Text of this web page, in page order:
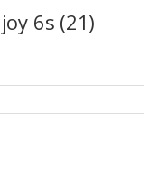
6s (21)